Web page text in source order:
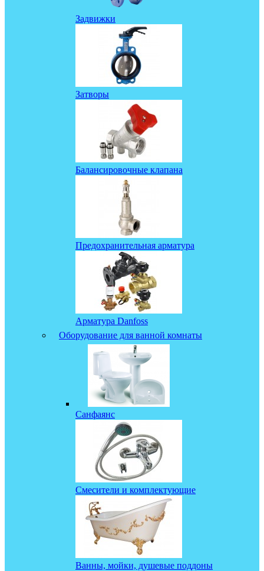
Задвижки
Затворы
Балансировочные клапана
Предохранительная арматура
Арматура Danfoss
Оборудование для ванной комнаты
Санфаянс
Смесители и комплектующие
Ванны, мойки, душевые поддоны